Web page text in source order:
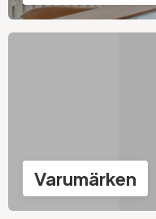
Varumärken